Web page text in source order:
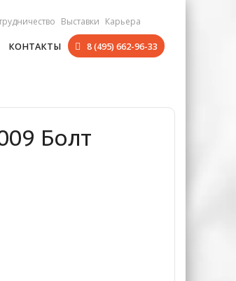
Выставки Карьера
КОНТАКТЫ 8 (495) 662-96-33
Болт